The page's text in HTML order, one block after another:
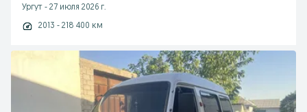
Ургут - 27 июля 2026 г.
2013 - 218 400 км